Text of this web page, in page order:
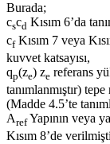
Burada;
cscd Kısım 6’da
cfKısım 7 veya
kuvvet katsayısı,
qp(ze) ze referans
tanımlanmıştır) tepe
(Madde 4.5’te
ArefYapının veya
Kısım 8’de